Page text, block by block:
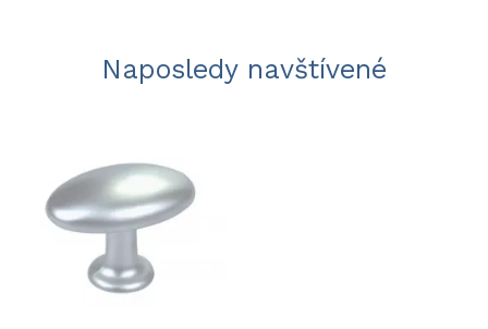
Naposledy navštívené